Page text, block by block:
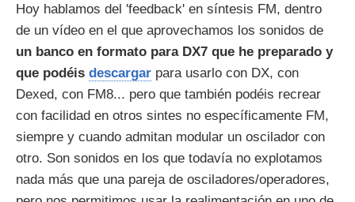
Hoy hablamos del 'feedback' en síntesis FM, dentro
de un vídeo en el que aprovechamos los sonidos de
un banco en formato para DX7 que he preparado y
que podéis descargar para usarlo con DX, con
Dexed, con FM8... pero que también podéis recrear
con facilidad en otros sintes no específicamente FM,
siempre y cuando admitan modular un oscilador con
otro. Son sonidos en los que todavía no explotamos
nada más que una pareja de osciladores/operadores,